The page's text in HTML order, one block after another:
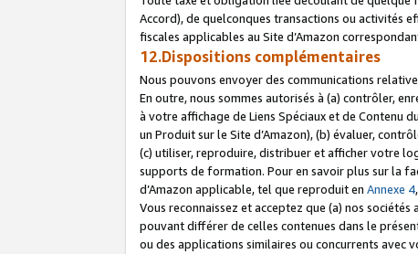
Accord), de quelconques transactions ou activités
fiscales applicables au Site d’Amazon
12.Dispositions complémentaires
Nous pouvons envoyer des communications
En outre, nous sommes autorisés à (a) contrôler,
à votre affichage de Liens Spéciaux et de Contenu
un Produit sur le Site d’Amazon), (b) évaluer,
(c) utiliser, reproduire, distribuer et afficher votre
supports de formation. Pour en savoir plus sur la
d’Amazon applicable, tel que reproduit en Annexe 4,
Vous reconnaissez et acceptez que (a) nos
pouvant différer de celles contenues dans le
ou des applications similaires ou concurrents avec